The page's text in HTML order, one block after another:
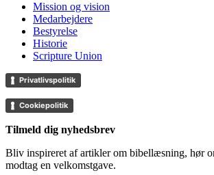
Mission og vision
Medarbejdere
Bestyrelse
Historie
Scripture Union
Privatlivspolitik
Cookiepolitik
Tilmeld dig nyhedsbrev
Bliv inspireret af artikler om bibellæsning, hør
modtag en velkomstgave.